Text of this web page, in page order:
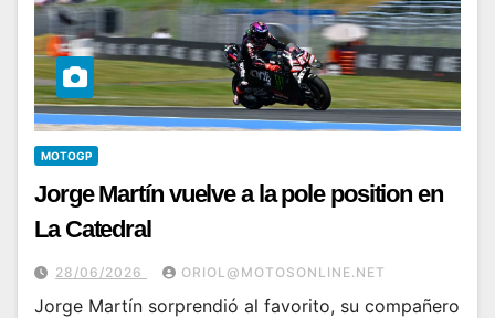
MOTOGP
Jorge Martín vuelve a la pole position en
La Catedral
28/06/2026 ORIOL@MOTOSONLINE.NET
Jorge Martín sorprendió al favorito, su compañero